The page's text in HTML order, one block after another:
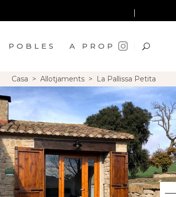
POBLES A PROP
Casa > Allotjaments > La Pallissa Petita